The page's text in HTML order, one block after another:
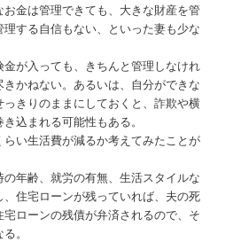
お金は管理できても、大きな財産を管
する自信もない、といった妻も少な
が入っても、きちんと管理しなけれ
かねない。あるいは、自分ができな
きりのままにしておくと、詐欺や横
込まれる可能性もある。
い生活費が減るか考えてみたことが
年齢、就労の有無、生活スタイルな
住宅ローンが残っていれば、夫の死
ローンの残債が弁済されるので、そ
。